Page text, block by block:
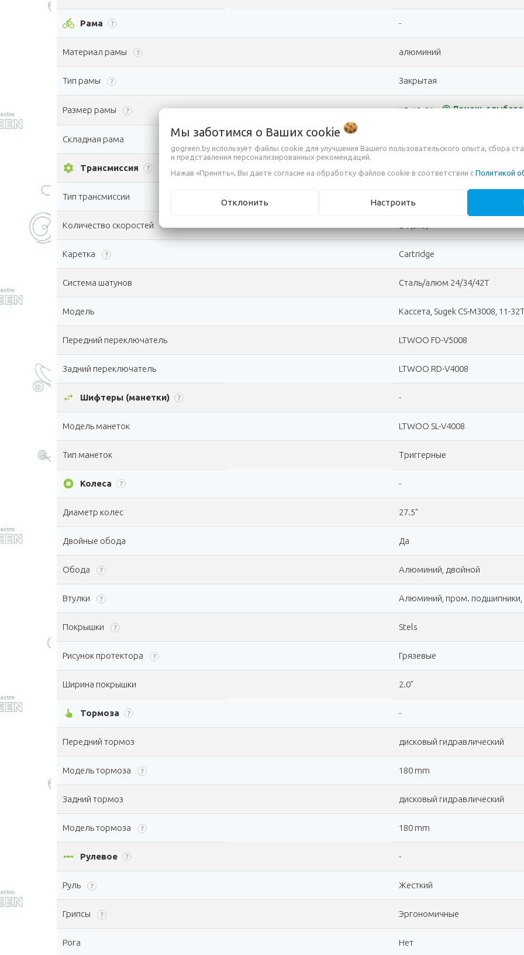
directions_bike Рама ? -
Материал рамы ? алюминий
Тип рамы ? Закрытая
Размер рамы ? 17, 19, 21 help_outline Помочь с
Складная рама
settings Трансмиссия ? -
Тип трансмиссии
Количество скоростей ?
Каретка ? Cartridge
Система шатунов Сталь/алюм 24/34/42T
Модель Кассета, Sugek CS-M3008, 11-
Передний переключатель LTWOO FD-V5008
Задний переключатель LTWOO RD-V4008
swap_horiz Шифтеры (манетки) ? -
Модель манеток LTWOO SL-V4008
Тип манеток Триггерные
album Колеса ? -
Диаметр колес 27.5"
Двойные обода Да
Обода ? Алюминий, двойной
Втулки ? Алюминий, пром.
Покрышки ? Stels
Рисунок протектора ? Грязевые
Ширина покрышки 2.0"
pan_tool_alt Тормоза ? -
Передний тормоз дисковый гидравлический
Модель тормоза ? 180 mm
Задний тормоз дисковый гидравлический
Модель тормоза ? 180 mm
linear_scale Рулевое ? -
Руль ? Жесткий
Грипсы ? Эргономичные
Рога Нет
Мы заботимся о Ваших cookie
gogreen.by использует файлы cookie для улучшения Вашего пользовательского опыта, сбора
и представления персонализированных рекомендаций.
Нажав «Принять», Вы даете согласие на обработку файлов cookie в соответствии с Политикой
Отклонить Настроить